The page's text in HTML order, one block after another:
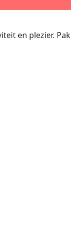
en plezier. Pak